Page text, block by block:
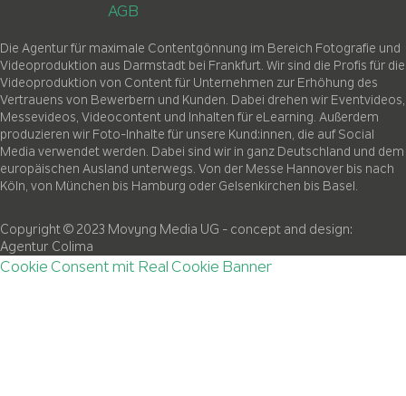
AGB
Die Agentur für maximale Contentgönnung im Bereich Fotografie und
Videoproduktion aus Darmstadt bei Frankfurt. Wir sind die Profis für die
Videoproduktion von Content für Unternehmen zur Erhöhung des
Vertrauens von Bewerbern und Kunden. Dabei drehen wir Eventvideos,
Messevideos, Videocontent und Inhalten für eLearning. Außerdem
produzieren wir Foto-Inhalte für unsere Kund:innen, die auf Social
Media verwendet werden. Dabei sind wir in ganz Deutschland und dem
europäischen Ausland unterwegs. Von der Messe Hannover bis nach
Köln, von München bis Hamburg oder Gelsenkirchen bis Basel.
Copyright © 2023 Movyng Media UG - concept and design:
Agentur Colima
Cookie Consent mit Real Cookie Banner